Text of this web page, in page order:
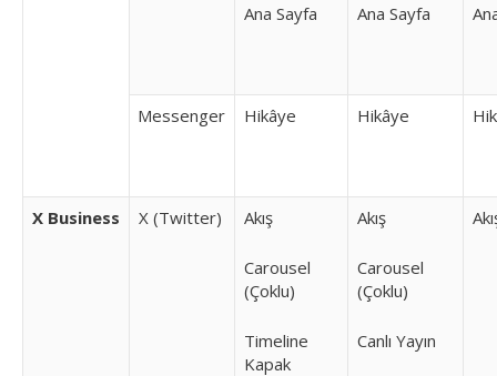
Ana Sayfa Ana Sayfa
Messenger Hikâye Hikâye
X Business X (Twitter) Akış
Carousel
(Çoklu)
Timeline
Kapak
Akış
Carousel
(Çoklu)
Canlı Yayın